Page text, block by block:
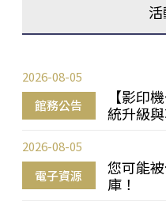
館務公告
【影印
統升級
2026-08-05
電子資源
您可能
庫！
2026-08-05